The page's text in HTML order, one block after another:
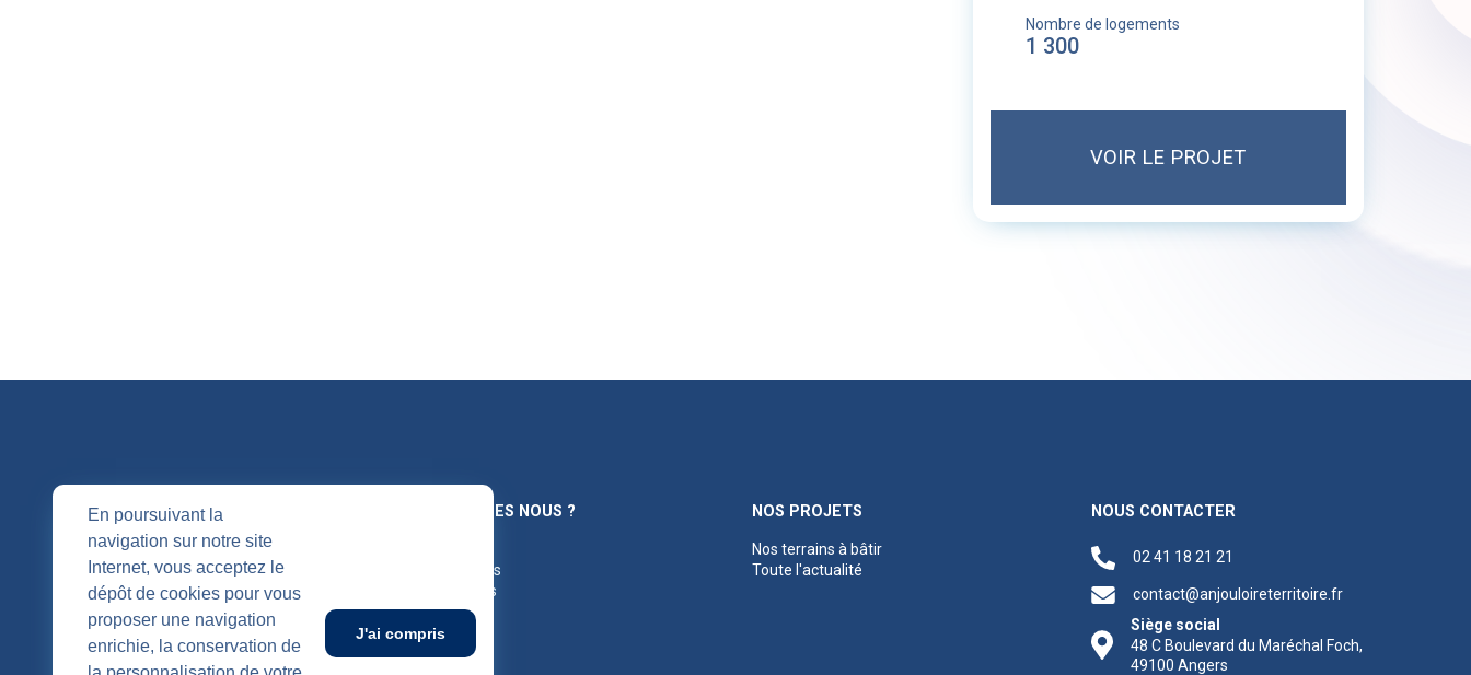
En poursuivant la
navigation sur notre site
Internet, vous acceptez le
dépôt de cookies pour vous
proposer une navigation
enrichie, la conservation de
J'ai compris
Nombre de logements
1 300
VOIR LE PROJET
SUIVEZ-NOUS
QUI SOMMES NOUS ?
Nos agences
Publications
NOS PROJETS
Nos terrains à bâtir
Toute l'actualité
NOUS CONTACTER
02 41 18 21 21
contact@anjouloireterritoire.fr
Siège social
48 C Boulevard du Maréchal Foch,
49100 Angers